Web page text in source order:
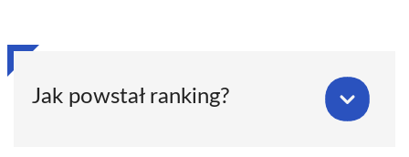
Jak powstał ranking?